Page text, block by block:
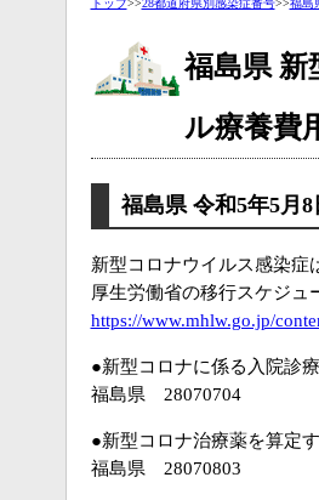
トップ>>28都道府県別感染症番号>>福島
福島県 新
ル療養費
福島県 令和5年5月
新型コロナウイルス感染症
厚生労働省の移行スケジュ
https://www.mhlw.go.jp/
●新型コロナに係る入院診
福島県 28070704
●新型コロナ治療薬を算定
福島県 28070803